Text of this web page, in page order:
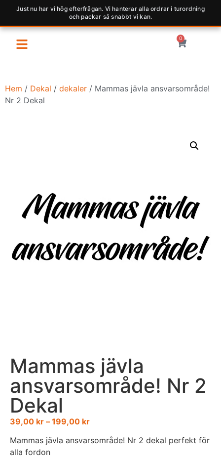
Just nu har vi hög efterfrågan. Vi hanterar alla ordrar i turordning
och packar så snabbt vi kan.
0
Hem / Dekal / dekaler / Mammas jävla ansvarsområde!
Nr 2 Dekal
Mammas jävla
ansvarsområde! Nr 2
Dekal
39,00 kr – 199,00 kr
Mammas jävla ansvarsområde! Nr 2 dekal perfekt för
alla fordon